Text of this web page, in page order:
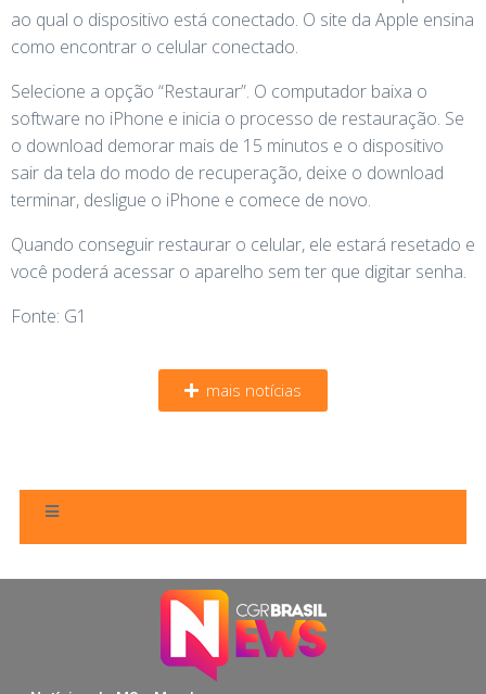
ao qual o dispositivo está conectado. O site da Apple ensina
como encontrar o celular conectado.
Selecione a opção “Restaurar”. O computador baixa o
software no iPhone e inicia o processo de restauração. Se
o download demorar mais de 15 minutos e o dispositivo
sair da tela do modo de recuperação, deixe o download
terminar, desligue o iPhone e comece de novo.
Quando conseguir restaurar o celular, ele estará resetado e
você poderá acessar o aparelho sem ter que digitar senha.
Fonte: G1
mais notícias